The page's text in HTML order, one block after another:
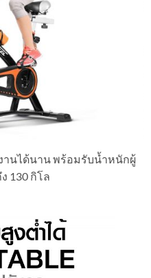
นได้นาน พร้อมรับน้ำหนักผู้
130 กิโล